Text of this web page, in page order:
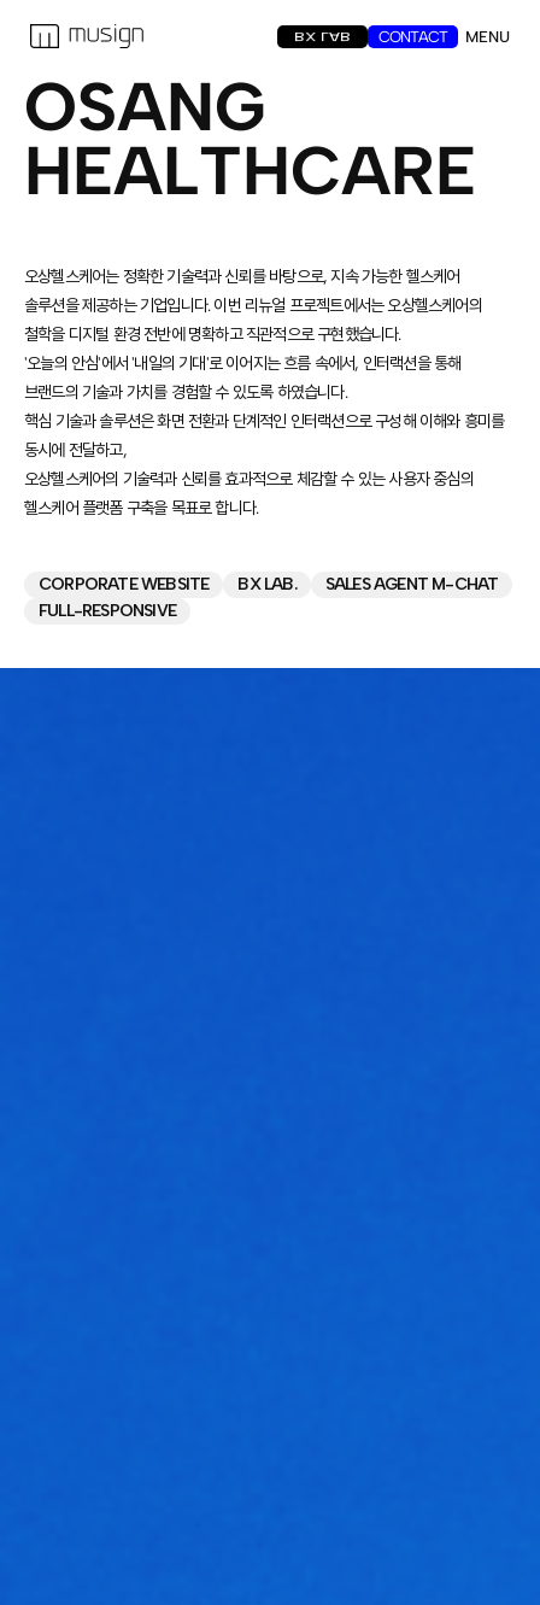
BX LAB CONTACT MENU
OSANG
HEALTHCARE
오상헬스케어는 정확한 기술력과 신뢰를 바탕으로, 지속 가능한 헬스케어
솔루션을 제공하는 기업입니다. 이번 리뉴얼 프로젝트에서는 오상헬스케어의
철학을 디지털 환경 전반에 명확하고 직관적으로 구현했습니다.
'오늘의 안심'에서 '내일의 기대'로 이어지는 흐름 속에서, 인터랙션을 통해
브랜드의 기술과 가치를 경험할 수 있도록 하였습니다.
핵심 기술과 솔루션은 화면 전환과 단계적인 인터랙션으로 구성해 이해와 흥미를
동시에 전달하고,
오상헬스케어의 기술력과 신뢰를 효과적으로 체감할 수 있는 사용자 중심의
헬스케어 플랫폼 구축을 목표로 합니다.
CORPORATE WEBSITE BX LAB.
SALES AGENT M-CHAT
FULL-RESPONSIVE